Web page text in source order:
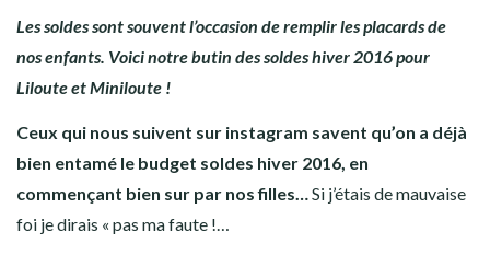
Les soldes sont souvent l’occasion de remplir les placards de
nos enfants. Voici notre butin des soldes hiver 2016 pour
Liloute et Miniloute !
Ceux qui nous suivent sur instagram savent qu’on a déjà
bien entamé le budget soldes hiver 2016, en
commençant bien sur par nos filles…Si j’étais de mauvaise
foi je dirais « pas ma faute !…